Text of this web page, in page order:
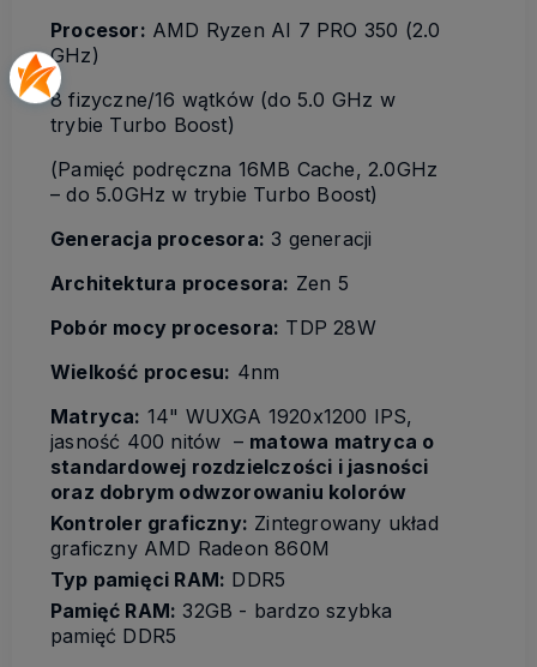
Procesor: AMD Ryzen AI 7 PRO 350 (2.0
GHz)
8 fizyczne/16 wątków (do 5.0 GHz w
trybie Turbo Boost)
(Pamięć podręczna 16MB Cache, 2.0GHz
– do 5.0GHz w trybie Turbo Boost)
Generacja procesora: 3 generacji
Architektura procesora: Zen 5
Pobór mocy procesora: TDP 28W
Wielkość procesu: 4nm
Matryca: 14" WUXGA 1920x1200 IPS,
jasność 400 nitów – matowa matryca o
standardowej rozdzielczości i jasności
oraz dobrym odwzorowaniu kolorów
Kontroler graficzny: Zintegrowany układ
graficzny AMD Radeon 860M
Typ pamięci RAM: DDR5
Pamięć RAM: 32GB - bardzo szybka
pamięć DDR5